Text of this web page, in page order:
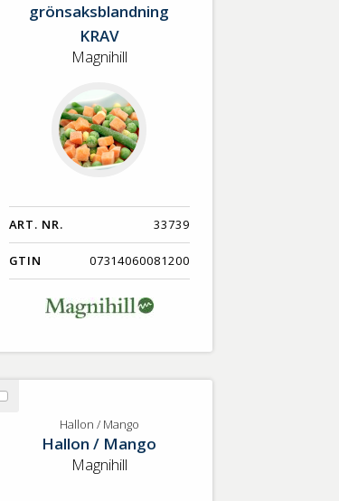
Artikelnummer
Med bild först
grönsaksblandning
KRAV
Magnihill
ART. NR. 33739
GTIN 07314060081200
Välj
Hallon / Mango
Hallon / Mango
Magnihill